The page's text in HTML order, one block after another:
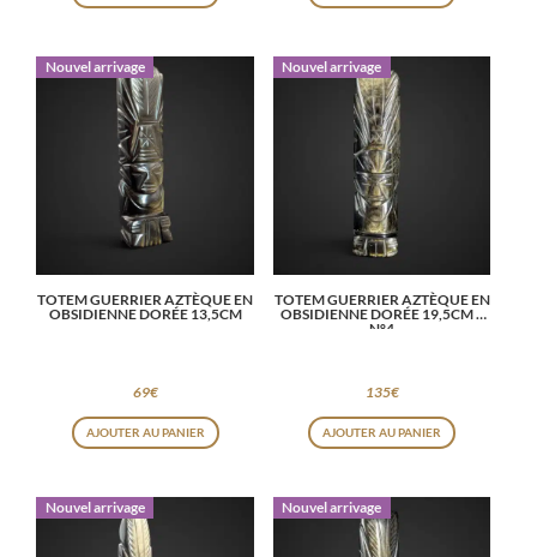
Nouvel arrivage
TOTEM GUERRIER AZTÈQUE EN
OBSIDIENNE DORÉE 13,5CM
69€
AJOUTER AU PANIER
Nouvel arrivage
TOTEM GUERRIER AZTÈQUE EN
OBSIDIENNE DORÉE 19,5CM –
N°4
135€
AJOUTER AU PANIER
Nouvel arrivage Nouvel arrivage